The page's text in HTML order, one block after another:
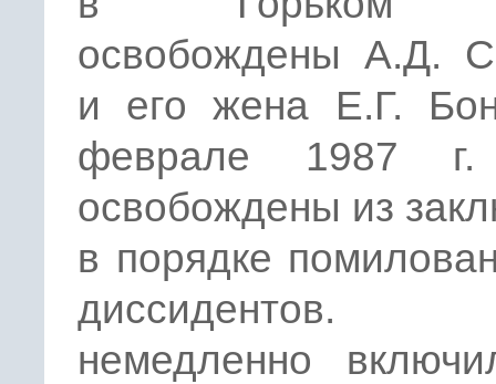
освобождены А.Д.
и его жена Е.Г.
феврале 1987
освобождены из
в порядке
немедленно